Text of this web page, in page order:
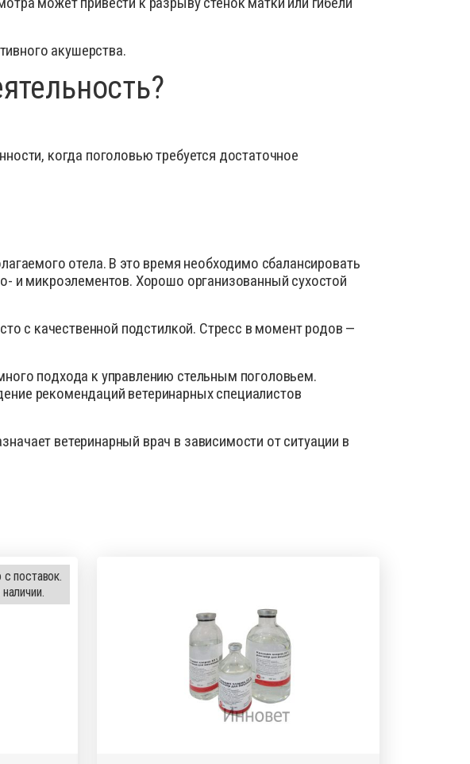
акушерства.
когда поголовью требуется достаточное
отела. В это время необходимо сбалансировать
и микроэлементов. Хорошо организованный сухостой
с качественной подстилкой. Стресс в момент родов —
подхода к управлению стельным поголовьем.
рекомендаций ветеринарных специалистов
ветеринарный врач в зависимости от ситуации в
с поставок.